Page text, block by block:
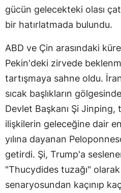
gücün gelecekteki olası
bir hatırlatmada bulundu.
ABD ve Çin arasındaki
Pekin'deki zirvede
tartışmaya sahne oldu.
sıcak başlıkların
Devlet Başkanı Şi Jinping,
ilişkilerin geleceğine dair
yılına dayanan
getirdi. Şi, Trump'a
"Thucydides tuzağı"
senaryosundan kaçınıp